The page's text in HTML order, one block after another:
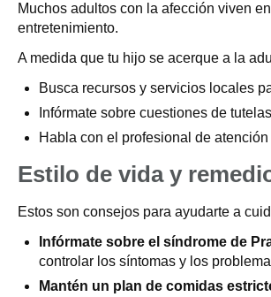
Muchos adultos con la afección viven
entretenimiento.
A medida que tu hijo se acerque a la
Busca recursos y servicios locales
Infórmate sobre cuestiones de
Habla con el profesional de
Estilo de vida y
Estos son consejos para ayudarte a
Infórmate sobre el síndrome de
controlar los síntomas y los
Mantén un plan de comidas